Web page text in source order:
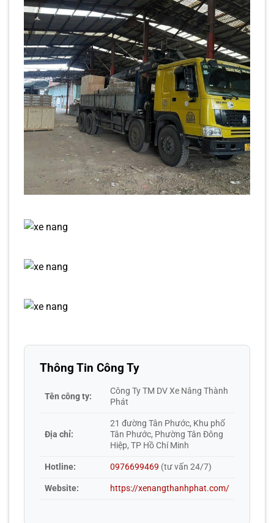
Thông Tin Công Ty
Tên công ty:
Công Ty TM DV Xe Nâng Thành
Phát
Địa chỉ:
21 đường Tân Phước, Khu phố
Tân Phước, Phường Tân Đông
Hiệp, TP Hồ Chí Minh
Hotline: 0976699469 (tư vấn 24/7)
Website: https://xenangthanhphat.com/